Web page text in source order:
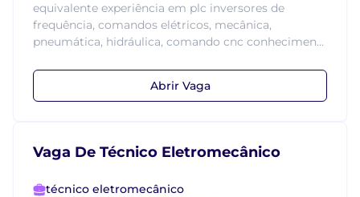
equivalente experiência em plc inversores de
frequência, comandos elétricos, mecânica,
pneumática, hidráulica, comando cnc conhecimen...
Abrir Vaga
Vaga De Técnico Eletromecânico
técnico eletromecânico